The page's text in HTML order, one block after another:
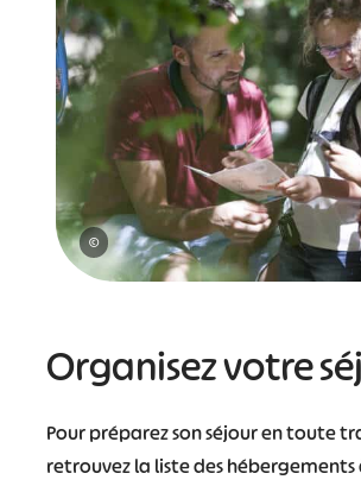
©
Organisez votre
Pour préparez son séjour en toute
retrouvez la liste des